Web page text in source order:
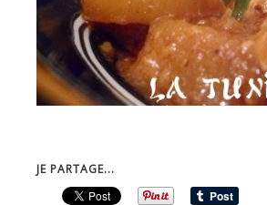
JE PARTAGE...